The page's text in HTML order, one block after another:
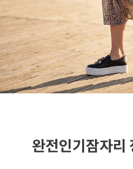
완전인기잠자리